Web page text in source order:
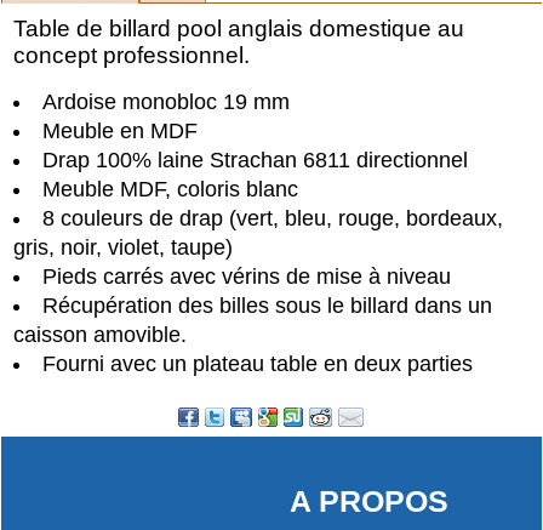
Table de billard pool anglais domestique au
concept professionnel.
Ardoise monobloc 19 mm
Meuble en MDF
Drap 100% laine Strachan 6811 directionnel
Meuble MDF, coloris blanc
8 couleurs de drap (vert, bleu, rouge, bordeaux,
gris, noir, violet, taupe)
Pieds carrés avec vérins de mise à niveau
Récupération des billes sous le billard dans un
caisson amovible.
Fourni avec un plateau table en deux parties
A PROPOS